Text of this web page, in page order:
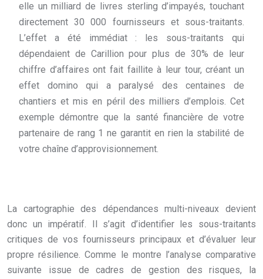
elle un milliard de livres sterling d’impayés, touchant
directement 30 000 fournisseurs et sous-traitants.
L’effet a été immédiat : les sous-traitants qui
dépendaient de Carillion pour plus de 30% de leur
chiffre d’affaires ont fait faillite à leur tour, créant un
effet domino qui a paralysé des centaines de
chantiers et mis en péril des milliers d’emplois. Cet
exemple démontre que la santé financière de votre
partenaire de rang 1 ne garantit en rien la stabilité de
votre chaîne d’approvisionnement.
La cartographie des dépendances multi-niveaux devient
donc un impératif. Il s’agit d’identifier les sous-traitants
critiques de vos fournisseurs principaux et d’évaluer leur
propre résilience. Comme le montre l’analyse comparative
suivante issue de cadres de gestion des risques, la